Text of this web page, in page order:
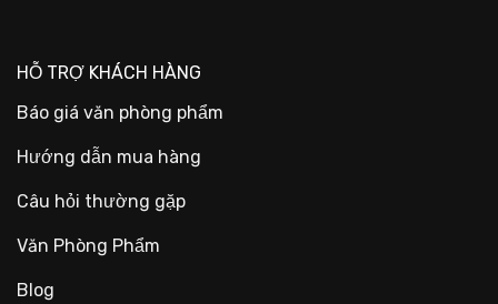
HỖ TRỢ KHÁCH HÀNG
Báo giá văn phòng phẩm
Hướng dẫn mua hàng
Câu hỏi thường gặp
Văn Phòng Phẩm
Blog